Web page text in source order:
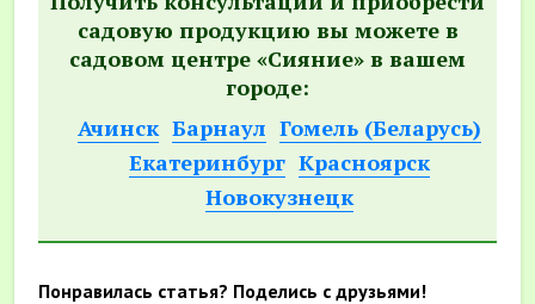
садовую продукцию вы можете в
садовом центре «Сияние» в вашем
городе:
Ачинск Барнаул Гомель (Беларусь)
Екатеринбург Красноярск
Новокузнецк
Понравилась статья? Поделись с друзьями!